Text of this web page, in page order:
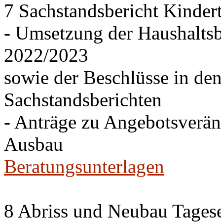
7 Sachstandsbericht
- Umsetzung der
2022/2023
sowie der Beschlüsse in
Sachstandsberichten
- Anträge zu
Ausbau
Beratungsunterlagen
8 Abriss und Neubau